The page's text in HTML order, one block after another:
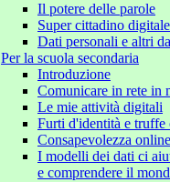
Il potere delle parole
Super cittadino digitale
Dati personali e altri
Per la scuola secondaria
Introduzione
Comunicare in rete in
Le mie attività digitali
Furti d'identità e truffe
Consapevolezza online
I modelli dei dati ci
e comprendere il